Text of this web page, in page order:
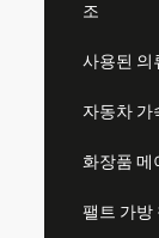
조
사용된 의
자동차 가
화장품 메
팰트 가방